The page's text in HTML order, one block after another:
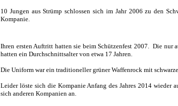
10 Jungen aus Strümp schlossen sich im Jahr 2006 zu den
Kompanie.
Ihren ersten Auftritt hatten sie beim Schützenfest 2007. Die nur
hatten ein Durchschnittsalter von etwa 17 Jahren.
Die Uniform war ein traditioneller grüner Waffenrock mit
Leider löste sich die Kompanie Anfang des Jahres 2014
sich anderen Kompanien an.